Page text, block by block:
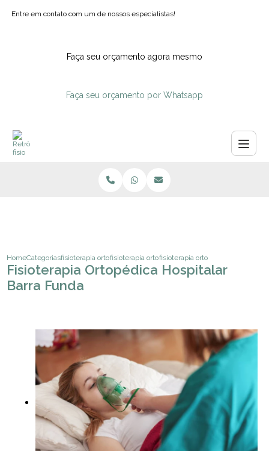
Entre em contato com um de nossos especialistas!
Faça seu orçamento agora mesmo
Faça seu orçamento por Whatsapp
HomeCategoriasfisioterapia ortopedicafisioterapia ortopedia pediatricafisioterapia ortopedica hospitalar
Fisioterapia Ortopédica Hospitalar
Barra Funda